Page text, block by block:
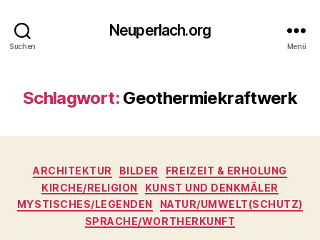
Suchen
Neuperlach.org
Menü
Schlagwort: Geothermiekraftwerk
Kategorien
ARCHITEKTUR BILDER
FREIZEIT & ERHOLUNG
KIRCHE/RELIGION
KUNST UND DENKMÄLER
MYSTISCHES/LEGENDEN
NATUR/UMWELT(SCHUTZ)
SPRACHE/WORTHERKUNFT